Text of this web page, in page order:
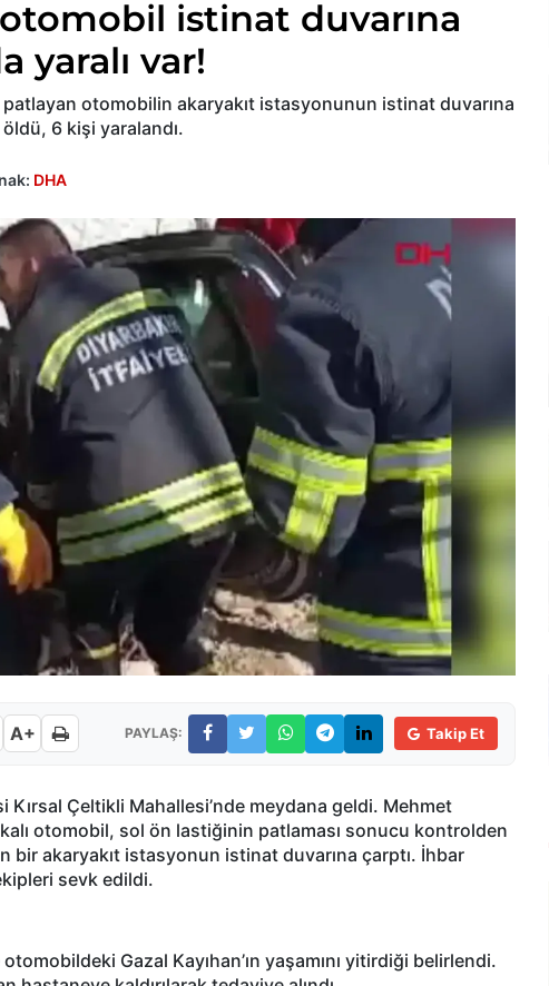
istinat duvarına
yaralı var!
patlayan otomobilin akaryakıt istasyonunun istinat duvarına
6 kişi yaralandı.
DHA
A+ PAYLAŞ: Takip Et
Çeltikli Mahallesi’nde meydana geldi. Mehmet
otomobil, sol ön lastiğinin patlaması sonucu kontrolden
bir akaryakıt istasyonun istinat duvarına çarptı. İhbar
sevk edildi.
Gazal Kayıhan’ın yaşamını yitirdiği belirlendi.